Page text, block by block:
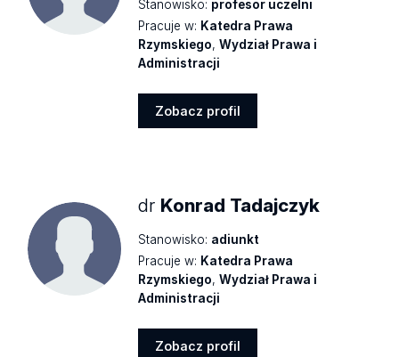
Stanowisko: profesor uczelni
Pracuje w: Katedra Prawa
Rzymskiego,Wydział Prawa i
Administracji
Zobacz profil
dr Konrad Tadajczyk
Stanowisko: adiunkt
Pracuje w: Katedra Prawa
Rzymskiego,Wydział Prawa i
Administracji
Zobacz profil